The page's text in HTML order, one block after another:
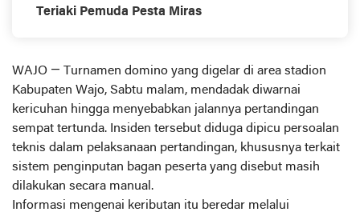
Teriaki Pemuda Pesta Miras
WAJO — Turnamen domino yang digelar di area stadion
Kabupaten Wajo, Sabtu malam, mendadak diwarnai
kericuhan hingga menyebabkan jalannya pertandingan
sempat tertunda. Insiden tersebut diduga dipicu persoalan
teknis dalam pelaksanaan pertandingan, khususnya terkait
sistem penginputan bagan peserta yang disebut masih
dilakukan secara manual.
Informasi mengenai keributan itu beredar melalui